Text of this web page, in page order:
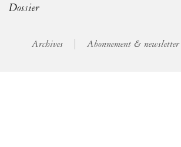
Dossier
Archives Abonnement & newsletter